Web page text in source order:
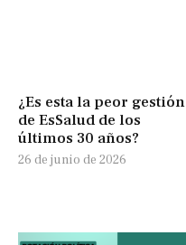
¿Es esta la peor gestión
de EsSalud de los
últimos 30 años?
26 de junio de 2026